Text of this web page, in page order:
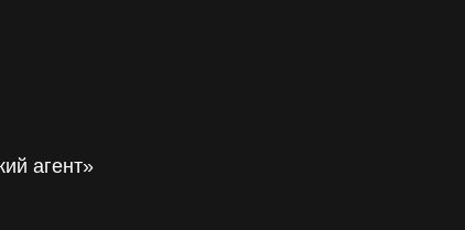
агент»